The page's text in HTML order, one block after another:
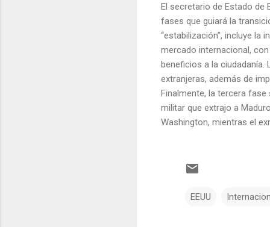
El secretario de Estado de
fases que guiará la
“estabilización”, incluye la
mercado internacional,
beneficios a la ciudadanía.
extranjeras, además de
Finalmente, la tercera
militar que extrajo a
Washington, mientras el
EEUU